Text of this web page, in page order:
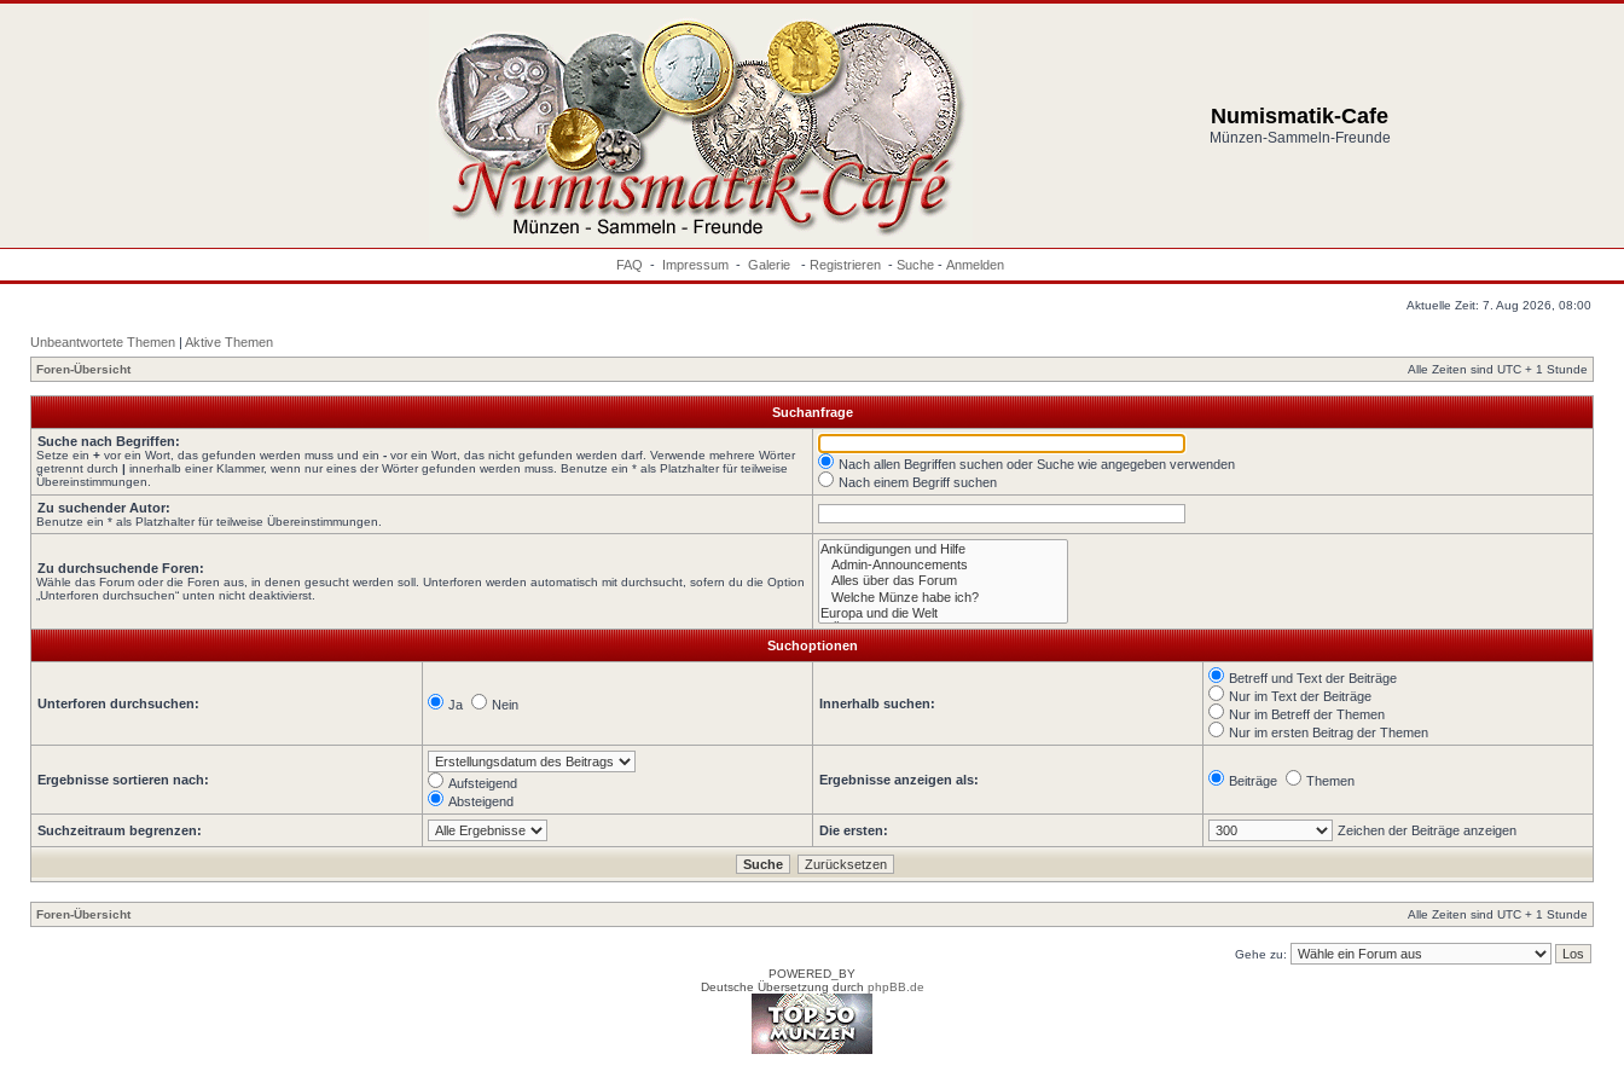
Numismatik-Cafe
Münzen-Sammeln-Freunde
FAQ - Impressum - Galerie - Registrieren - Suche - Anmelden
Aktuelle Zeit: 7. Aug 2026, 08:00
Unbeantwortete Themen | Aktive Themen
Foren-Übersicht Alle Zeiten sind UTC + 1 Stunde
Suchanfrage
Suche nach Begriffen:
Setze ein + vor ein Wort, das gefunden werden muss und ein - vor ein Wort, das nicht gefunden werden darf. Verwende mehrere Wörter
getrennt durch | innerhalb einer Klammer, wenn nur eines der Wörter gefunden werden muss. Benutze ein * als Platzhalter für teilweise
Übereinstimmungen.
Nach allen Begriffen suchen oder Suche wie angegeben verwenden
Nach einem Begriff suchen
Zu suchender Autor:
Benutze ein * als Platzhalter für teilweise Übereinstimmungen.
Zu durchsuchende Foren:
Wähle das Forum oder die Foren aus, in denen gesucht werden soll. Unterforen werden automatisch mit durchsucht, sofern du die Option
„Unterforen durchsuchen“ unten nicht deaktivierst.
Suchoptionen
Unterforen durchsuchen: Ja Nein Innerhalb suchen:
Betreff und Text der Beiträge
Nur im Text der Beiträge
Nur im Betreff der Themen
Nur im ersten Beitrag der Themen
Ergebnisse sortieren nach:
Aufsteigend
Absteigend
Ergebnisse anzeigen als: Beiträge Themen
Suchzeitraum begrenzen: Die ersten: Zeichen der Beiträge anzeigen
Foren-Übersicht Alle Zeiten sind UTC + 1 Stunde
Gehe zu:
POWERED_BY
Deutsche Übersetzung durch phpBB.de